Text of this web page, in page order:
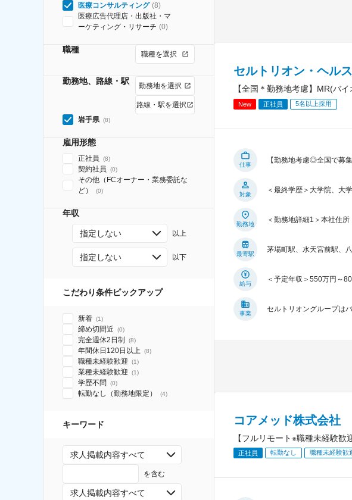
医療コンサルティング (8)
医療広告代理店・出版社・マ
ーケティング・リサーチ (0)
職種 職種を選択
勤務地、路線・駅 勤務地を選択
路線・駅を選択
岩手県 (8)
雇用形態
正社員 (8)
契約社員 (0)
その他（FCオーナー・業務委託な
ど）
(0)
年収
指定しない 以上
指定しない 以下
こだわり条件ピックアップ
新着 (1)
締め切間近 (0)
完全週休2日制 (8)
年間休日120日以上 (8)
職種未経験歓迎 (1)
業種未経験歓迎 (1)
学歴不問 (0)
転勤なし（勤務地限定） (4)
キーワード
求人掲載内容すべて
を含む
求人掲載内容すべて
セルトリオン・ヘル
【全国＊勤務地考慮】MR(バ
New 正社員 5名以上採用
仕事
【勤務地考慮◎全国で募
対象
＜最終学歴＞大学院、大
勤務地
＜勤務地詳細1＞本社住
最寄駅
茅場町駅、水天宮前駅、
給与
＜予定年収＞550万円～
事業
セルトリオングループは
コアメッド株式会社
【フルリモート※職種未経験
正社員 転勤なし 職種未経験歓